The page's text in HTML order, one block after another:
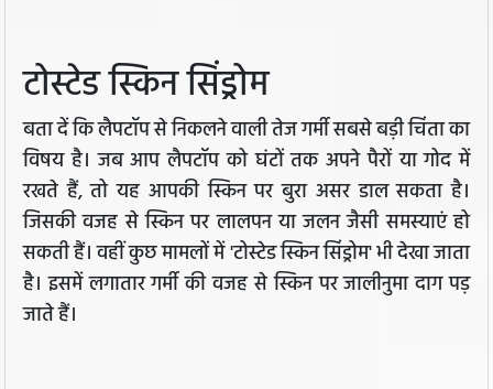
टोस्टेड स्किन सिंड्रोम
बता दें कि लैपटॉप से निकलने वाली तेज गर्मी सबसे बड़ी चिंता का
विषय है। जब आप लैपटॉप को घंटों तक अपने पैरों या गोद में
रखते हैं, तो यह आपकी स्किन पर बुरा असर डाल सकता है।
जिसकी वजह से स्किन पर लालपन या जलन जैसी समस्याएं हो
सकती हैं। वहीं कुछ मामलों में 'टोस्टेड स्किन सिंड्रोम' भी देखा जाता
है। इसमें लगातार गर्मी की वजह से स्किन पर जालीनुमा दाग पड़
जाते हैं।